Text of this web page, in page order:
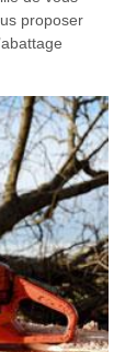
proposer